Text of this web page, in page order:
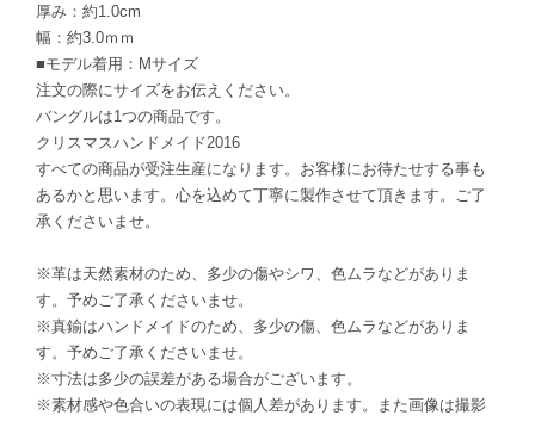
厚み：約1.0cm
幅：約3.0ｍｍ
■モデル着用：Mサイズ
注文の際にサイズをお伝えください。
バングルは1つの商品です。
クリスマスハンドメイド2016
すべての商品が受注生産になります。お客様にお待たせする事も
あるかと思います。心を込めて丁寧に製作させて頂きます。ご了
承くださいませ。
※革は天然素材のため、多少の傷やシワ、色ムラなどがありま
す。予めご了承くださいませ。
※真鍮はハンドメイドのため、多少の傷、色ムラなどがありま
す。予めご了承くださいませ。
※寸法は多少の誤差がある場合がございます。
※素材感や色合いの表現には個人差があります。また画像は撮影